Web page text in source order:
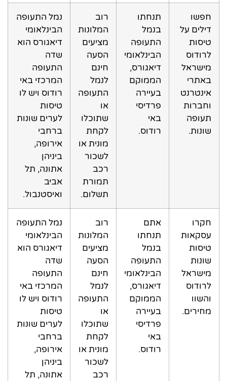
חפשו
דילים על
טיסות
לרודוס
מישראל
באתרי
אינטרנט
וחברות
תעופה
שונות.
תנחתו
בנמל
התעופה
הבינלאומי
דיאגורס,
הממוקם
בעיירה
פרדיסי
באי
רודוס.
רוב
המלונות
מציעים
הסעה
חינם
לנמל
התעופה
או
שתוכלו
לקחת
מונית או
לשכור
רכב
תמורת
תשלום.
נמל התעופה
הבינלאומי
דיאגורס הוא
שדה
התעופה
המרכזי באי
רודוס ויש לו
טיסות
לערים שונות
ברחבי
אירופה,
ביניהן
אתונה, תל
אביב
ואיסטנבול.
חקרו
עסקאות
טיסות
שונות
מישראל
לרודוס
והשוו
מחירים.
אתם
תנחתו
בנמל
התעופה
הבינלאומי
דיאגורס,
הממוקם
בעיירה
פרדיסי
באי
רודוס.
רוב
המלונות
מציעים
הסעה
חינם
לנמל
התעופה
או
שתוכלו
לקחת
מונית או
לשכור
רכב
נמל התעופה
הבינלאומי
דיאגורס הוא
שדה
התעופה
המרכזי באי
רודוס ויש לו
טיסות
לערים שונות
ברחבי
אירופה,
ביניהן
אתונה, תל